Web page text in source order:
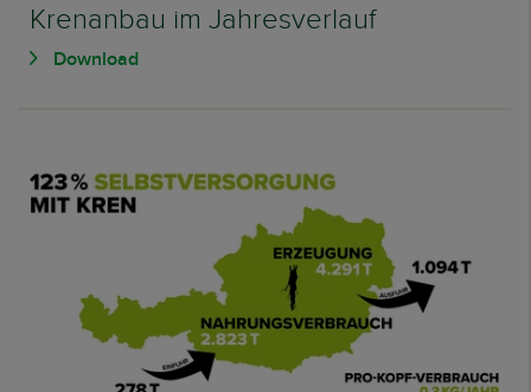
Krenanbau im Jahresverlauf
Download